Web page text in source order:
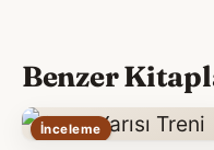
Benzer
İnceleme